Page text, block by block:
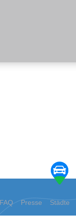
FAQ Presse Städte